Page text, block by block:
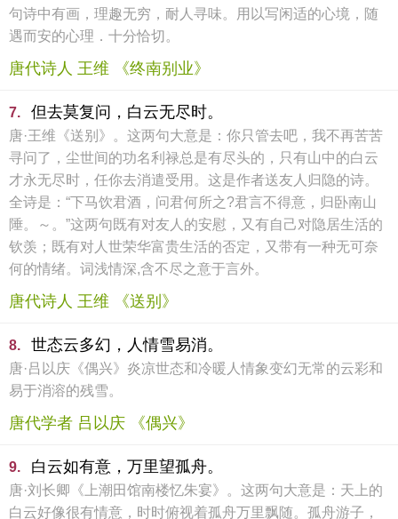
句诗中有画，理趣无穷，耐人寻味。用以写闲适的心境，随
遇而安的心理．十分恰切。
唐代诗人 王维 《终南别业》
7. 但去莫复问，白云无尽时。
唐·王维《送别》。这两句大意是：你只管去吧，我不再苦苦
寻问了，尘世间的功名利禄总是有尽头的，只有山中的白云
才永无尽时，任你去消遣受用。这是作者送友人归隐的诗。
全诗是：“下马饮君酒，问君何所之?君言不得意，归卧南山
陲。～。”这两句既有对友人的安慰，又有自己对隐居生活的
钦羡；既有对人世荣华富贵生活的否定，又带有一种无可奈
何的情绪。词浅情深,含不尽之意于言外。
唐代诗人 王维 《送别》
8. 世态云多幻，人情雪易消。
唐·吕以庆《偶兴》炎凉世态和冷暖人情象变幻无常的云彩和
易于消溶的残雪。
唐代学者 吕以庆 《偶兴》
9. 白云如有意，万里望孤舟。
唐·刘长卿《上潮田馆南楼忆朱宴》。这两句大意是：天上的
白云好像很有情意，时时俯视着孤舟万里飘随。孤舟游子，